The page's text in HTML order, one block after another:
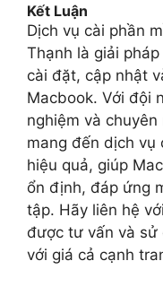
Kết Luận
Dịch vụ cài phần
Thạnh là giải
cài đặt, cập nhật
Macbook. Với đội
nghiệm và
mang đến dịch vụ
hiệu quả, giúp
ổn định, đáp ứng
tập. Hãy liên hệ
được tư vấn và sử
với giá cả cạnh